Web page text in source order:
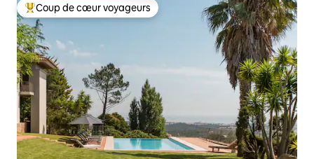
Coups de cœur voyageurs les plus appréciés
Coup de cœur voyageurs